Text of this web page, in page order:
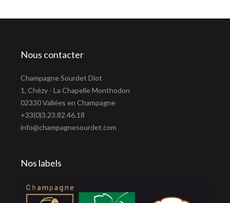
Nous contacter
Champagne Sourdet Diot
1, Chézy - La Chapelle Monthodon
02330 Vallées en Champagne
+33(0)3.23.82.46.18
info@champagnesourdet.com
Nos labels